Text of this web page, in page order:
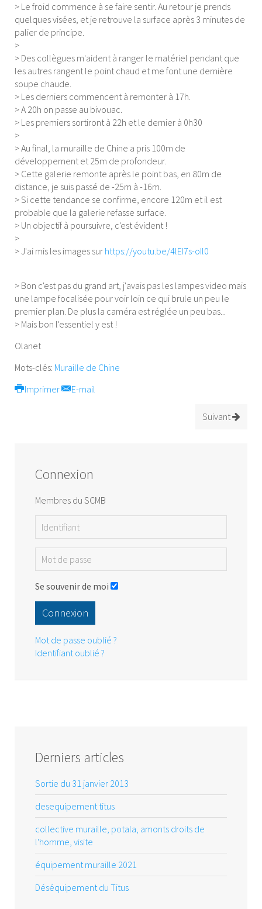
> Le froid commence à se faire sentir. Au retour je prends
quelques visées, et je retrouve la surface après 3 minutes de
palier de principe.
>
> Des collègues m'aident à ranger le matériel pendant que
les autres rangent le point chaud et me font une dernière
soupe chaude.
> Les derniers commencent à remonter à 17h.
> A 20h on passe au bivouac.
> Les premiers sortiront à 22h et le dernier à 0h30
>
> Au final, la muraille de Chine a pris 100m de
développement et 25m de profondeur.
> Cette galerie remonte après le point bas, en 80m de
distance, je suis passé de -25m à -16m.
> Si cette tendance se confirme, encore 120m et il est
probable que la galerie refasse surface.
> Un objectif à poursuivre, c'est évident !
>
> J'ai mis les images sur https://youtu.be/4lEI7s-oIl0
> Bon c'est pas du grand art, j'avais pas les lampes video mais
une lampe focalisée pour voir loin ce qui brule un peu le
premier plan. De plus la caméra est réglée un peu bas...
> Mais bon l'essentiel y est !
Olanet
Mots-clés: Muraille de Chine
Imprimer
E-mail
Suivant
Connexion
Membres du SCMB
Se souvenir de moi
Connexion
Mot de passe oublié ?
Identifiant oublié ?
Derniers articles
Sortie du 31 janvier 2013
desequipement titus
collective muraille, potala, amonts droits de
l'homme, visite
équipement muraille 2021
Déséquipement du Titus